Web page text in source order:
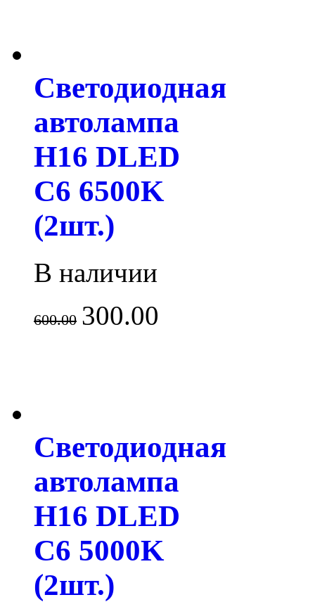
Светодиодная
автолампа
H16 DLED
C6 6500K
(2шт.)
В наличии
600.00 300.00
Светодиодная
автолампа
H16 DLED
C6 5000K
(2шт.)